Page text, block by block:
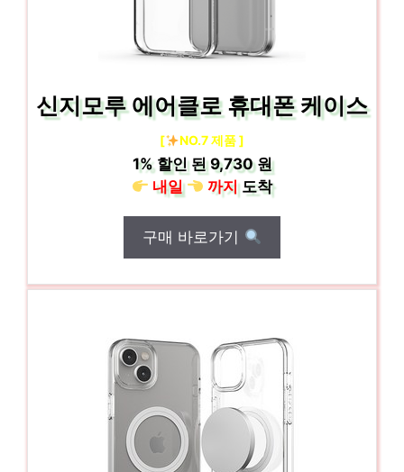
신지모루 에어클로 휴대폰 케이스
[ NO.7 제품 ]
1%할인 된9,730 원
내일
까지도착
구매 바로가기